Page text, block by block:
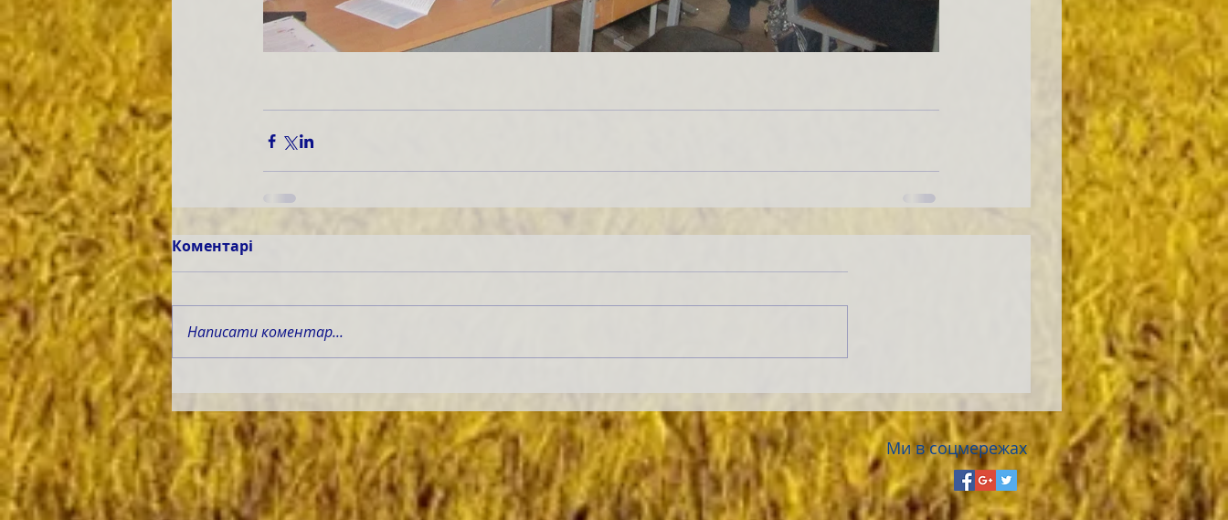
Коментарі
Написати коментар...
Ми в соцмережах